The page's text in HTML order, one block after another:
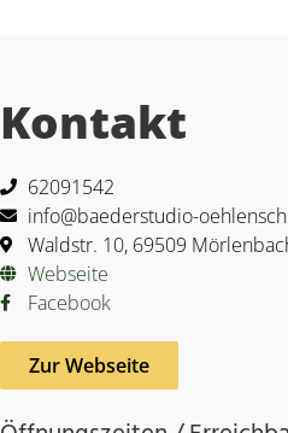
Kontakt
62091542
info@baederstudio-
Waldstr. 10, 69509
Webseite
Facebook
Zur Webseite